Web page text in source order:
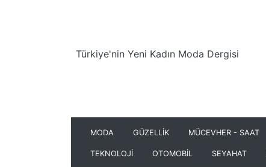
Türkiye'nin Yeni Kadın Moda Dergisi
MODA GÜZELLİK MÜCEVHER - SAAT
TEKNOLOJİ OTOMOBİL SEYAHAT